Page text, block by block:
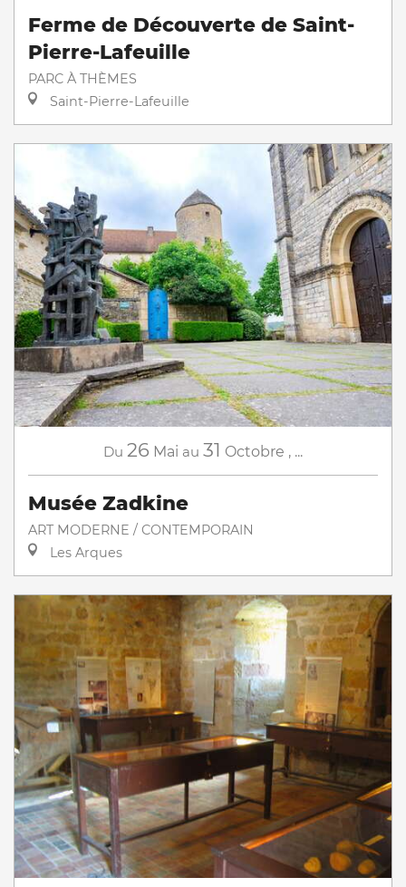
Ferme de Découverte de Saint-
Pierre-Lafeuille
PARC À THÈMES
Saint-Pierre-Lafeuille
Du 26 Mai au 31 Octobre , ...
Musée Zadkine
ART MODERNE / CONTEMPORAIN
Les Arques